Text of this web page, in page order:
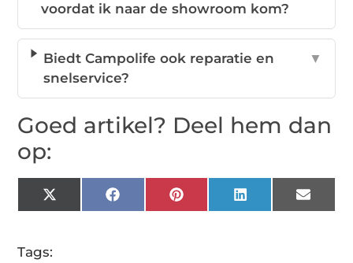
voordat ik naar de showroom kom?
Biedt Campolife ook reparatie en
snelservice?
▼
Goed artikel? Deel hem dan
op:
X
(Twitter)
FacebookPinterestLinkedIn Email
Tags: